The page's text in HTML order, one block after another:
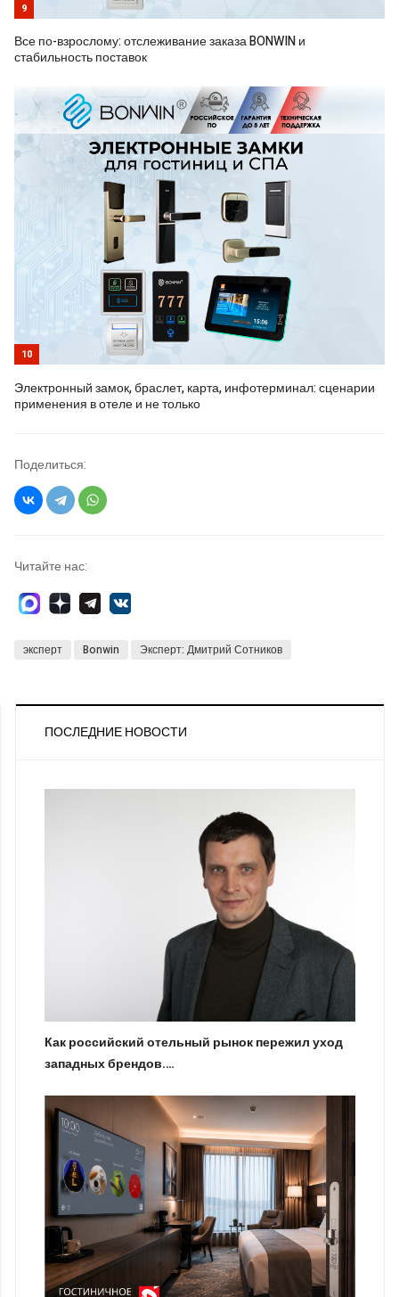
9
Все по-взрослому: отслеживание заказа BONWIN и
стабильность поставок
10
Электронный замок, браслет, карта, инфотерминал: сценарии
применения в отеле и не только
Поделиться:
Читайте нас:
эксперт Bonwin Эксперт: Дмитрий Сотников
ПОСЛЕДНИЕ НОВОСТИ
Как российский отельный рынок пережил уход
западных брендов.…